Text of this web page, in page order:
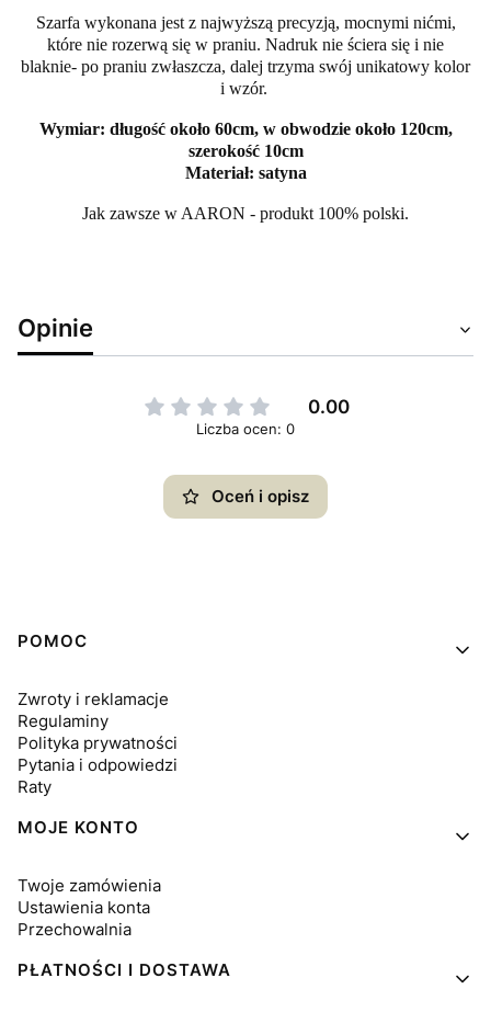
Szarfa wykonana jest z najwyższą precyzją, mocnymi nićmi,
które nie rozerwą się w praniu. Nadruk nie ściera się i nie
blaknie- po praniu zwłaszcza, dalej trzyma swój unikatowy kolor
i wzór.
Wymiar: długość około 60cm, w obwodzie około 120cm,
szerokość 10cm
Materiał: satyna
Jak zawsze w AARON - produkt 100% polski.
Opinie
0.00
Liczba ocen: 0
Oceń i opisz
Linki w stopce
POMOC
Zwroty i reklamacje
Regulaminy
Polityka prywatności
Pytania i odpowiedzi
Raty
MOJE KONTO
Twoje zamówienia
Ustawienia konta
Przechowalnia
PŁATNOŚCI I DOSTAWA